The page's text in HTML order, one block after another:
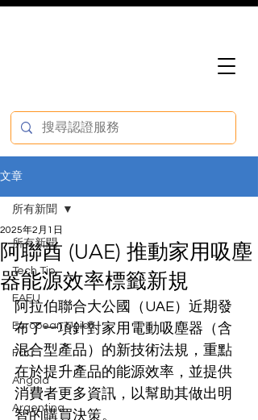
文章
所有新聞
Tech Tip
EAEU
European Union
FCC
Angola
Argentina
所有新聞
阿聯酋 (UAE) 推動家用吸塵
器能源效率標籤新規
2025年2月1日
阿拉伯聯合大公國（UAE）近期發
布了一項針對家用電動吸塵器（含
混合型產品）的新技術法規，重點
在於提升產品的能源效率，並提供
消費者更多資訊，以幫助其做出明
智的購買決策。